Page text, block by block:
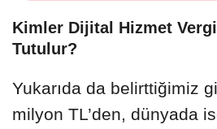
Kimler Dijital Hizmet
Tutulur?
Yukarıda da belirttiğimiz
milyon TL’den, dünyada